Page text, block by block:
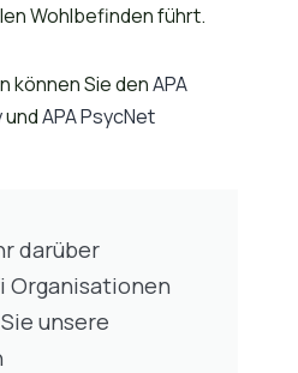
Wohlbefinden führt.
können Sie denAPA
undAPA PsycNet
darüber
Organisationen
unsere